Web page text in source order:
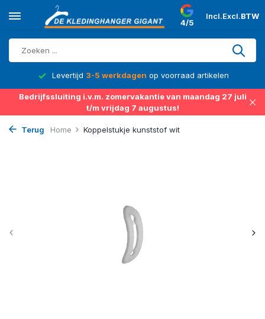
4/5
Incl.Excl.BTW
Levertijd 3-5 werkdagen op voorraad artikelen
Bedrijfssluiting i.v.m. zomervakantie van maandag 27 juli
t/m vrijdag 7 augustus!
Terug Home Koppelstukje kunststof wit